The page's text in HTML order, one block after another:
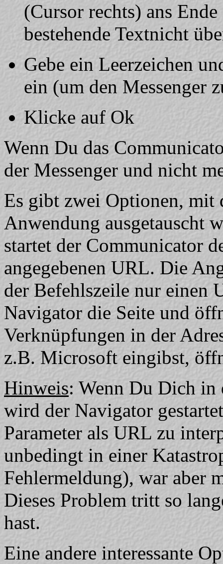
(Cursor rechts) ans
bestehende Textnicht
Gebe ein Leerzeichen
ein (um den Messenger
Klicke auf Ok
Wenn Du das
der Messenger und nicht
Es gibt zwei Optionen, mit
Anwendung ausgetauscht
startet der Communicator
angegebenen URL. Die
der Befehlszeile nur einen
Navigator die Seite und
Verknüpfungen in der
z.B. Microsoft eingibst,
Hinweis: Wenn Du Dich in
wird der Navigator
Parameter als URL zu
unbedingt in einer
Fehlermeldung), war aber
Dieses Problem tritt so
hast.
Eine andere interessante